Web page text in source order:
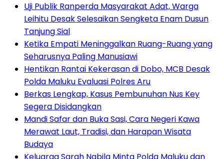
Uji Publik Ranperda Masyarakat Adat, Warga
Leihitu Desak Selesaikan Sengketa Enam Dusun
Tanjung Sial
Ketika Empati Meninggalkan Ruang-Ruang yang
Seharusnya Paling Manusiawi
Hentikan Rantai Kekerasan di Dobo, MCB Desak
Polda Maluku Evaluasi Polres Aru
Berkas Lengkap, Kasus Pembunuhan Nus Key
Segera Disidangkan
Mandi Safar dan Buka Sasi, Cara Negeri Kawa
Merawat Laut, Tradisi, dan Harapan Wisata
Budaya